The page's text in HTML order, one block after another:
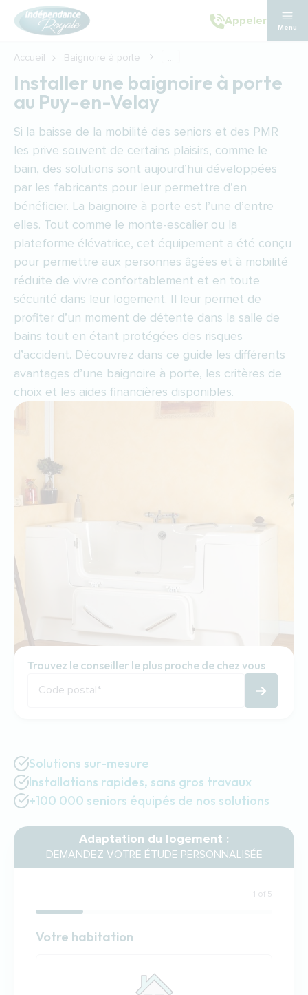
Aller au contenu principal
Appeler
Menu
Accueil Baignoire à porte ...
Installer une baignoire à porte
au Puy-en-Velay
Si la baisse de la mobilité des seniors et des PMR
les prive souvent de certains plaisirs, comme le
bain, des solutions sont aujourd’hui développées
par les fabricants pour leur permettre d’en
bénéficier. La baignoire à porte est l’une d’entre
elles. Tout comme le monte-escalier ou la
plateforme élévatrice, cet équipement a été conçu
pour permettre aux personnes âgées et à mobilité
réduite de vivre confortablement et en toute
sécurité dans leur logement. Il leur permet de
profiter d’un moment de détente dans la salle de
bains tout en étant protégées des risques
d’accident. Découvrez dans ce guide les différents
avantages d’une baignoire à porte, les critères de
choix et les aides financières disponibles.
Trouvez le conseiller le plus proche de chez vous
Code postal*
Solutions sur-mesure
Installations rapides, sans gros travaux
+100 000 seniors équipés de nos solutions
Adaptation du logement :
DEMANDEZ VOTRE ÉTUDE PERSONNALISÉE
1 of 5
Habitation
Votre habitation